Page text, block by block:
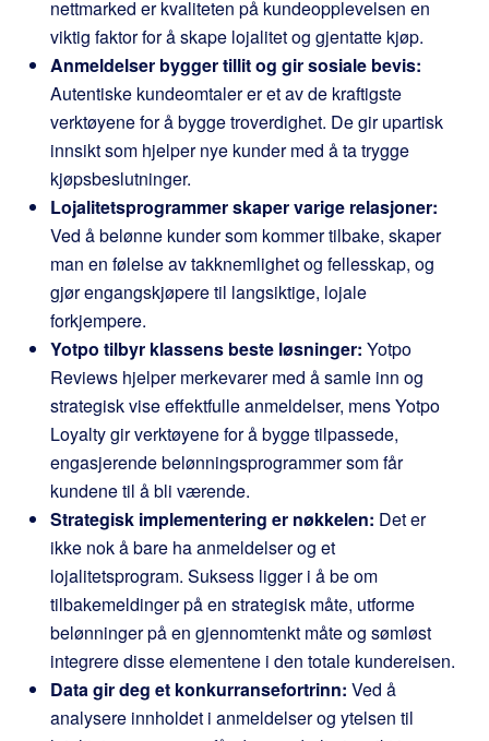
nettmarked er kvaliteten på kundeopplevelsen en
viktig faktor for å skape lojalitet og gjentatte kjøp.
Anmeldelser bygger tillit og gir sosiale bevis:
Autentiske kundeomtaler er et av de kraftigste
verktøyene for å bygge troverdighet. De gir upartisk
innsikt som hjelper nye kunder med å ta trygge
kjøpsbeslutninger.
Lojalitetsprogrammer skaper varige relasjoner:
Ved å belønne kunder som kommer tilbake, skaper
man en følelse av takknemlighet og fellesskap, og
gjør engangskjøpere til langsiktige, lojale
forkjempere.
Yotpo tilbyr klassens beste løsninger: Yotpo
Reviews hjelper merkevarer med å samle inn og
strategisk vise effektfulle anmeldelser, mens Yotpo
Loyalty gir verktøyene for å bygge tilpassede,
engasjerende belønningsprogrammer som får
kundene til å bli værende.
Strategisk implementering er nøkkelen: Det er
ikke nok å bare ha anmeldelser og et
lojalitetsprogram. Suksess ligger i å be om
tilbakemeldinger på en strategisk måte, utforme
belønninger på en gjennomtenkt måte og sømløst
integrere disse elementene i den totale kundereisen.
Data gir deg et konkurransefortrinn: Ved å
analysere innholdet i anmeldelser og ytelsen til